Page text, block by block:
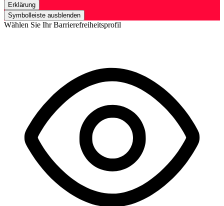
Erklärung
Symbolleiste ausblenden
Wählen Sie Ihr Barrierefreiheitsprofil